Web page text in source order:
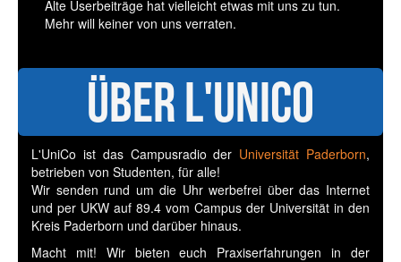
Alte Userbeiträge hat vielleicht etwas mit uns zu tun.
Mehr will keiner von uns verraten.
Über L'UniCo
L'UniCo ist das Campusradio der Universität Paderborn,
betrieben von Studenten, für alle!
Wir senden rund um die Uhr werbefrei über das Internet
und per UKW auf 89.4 vom Campus der Universität in den
Kreis Paderborn und darüber hinaus.
Macht mit! Wir bieten euch Praxiserfahrungen in der